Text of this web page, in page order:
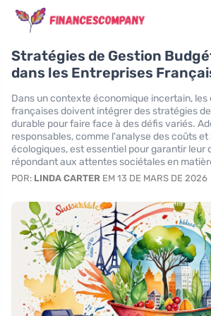
Stratégies de Gestion
dans les Entreprises
Dans un contexte économique incertain, les
françaises doivent intégrer des stratégies
durable pour faire face à des défis variés.
responsables, comme l'analyse des coûts
écologiques, est essentiel pour garantir
répondant aux attentes sociétales en
POR: LINDA CARTER EM 13 DE MARS DE 2026